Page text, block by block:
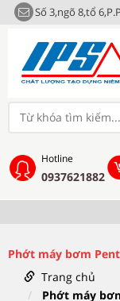
Số 3,ngõ 8,tổ
Hotline
0937621882
Phớt máy bơm
Trang chủ
Phớt máy